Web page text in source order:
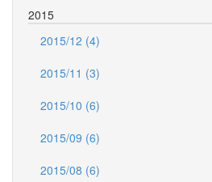
2015
2015/12 (4)
2015/11 (3)
2015/10 (6)
2015/09 (6)
2015/08 (6)